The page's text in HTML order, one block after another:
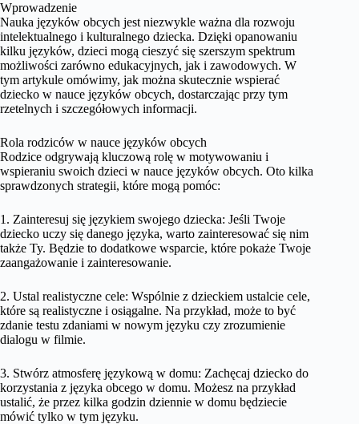
Wprowadzenie
Nauka języków obcych jest niezwykle ważna dla rozwoju
intelektualnego i kulturalnego dziecka. Dzięki opanowaniu
kilku języków, dzieci mogą cieszyć się szerszym spektrum
możliwości zarówno edukacyjnych, jak i zawodowych. W
tym artykule omówimy, jak można skutecznie wspierać
dziecko w nauce języków obcych, dostarczając przy tym
rzetelnych i szczegółowych informacji.
Rola rodziców w nauce języków obcych
Rodzice odgrywają kluczową rolę w motywowaniu i
wspieraniu swoich dzieci w nauce języków obcych. Oto kilka
sprawdzonych strategii, które mogą pomóc:
1. Zainteresuj się językiem swojego dziecka: Jeśli Twoje
dziecko uczy się danego języka, warto zainteresować się nim
także Ty. Będzie to dodatkowe wsparcie, które pokaże Twoje
zaangażowanie i zainteresowanie.
2. Ustal realistyczne cele: Wspólnie z dzieckiem ustalcie cele,
które są realistyczne i osiągalne. Na przykład, może to być
zdanie testu zdaniami w nowym języku czy zrozumienie
dialogu w filmie.
3. Stwórz atmosferę językową w domu: Zachęcaj dziecko do
korzystania z języka obcego w domu. Możesz na przykład
ustalić, że przez kilka godzin dziennie w domu będziecie
mówić tylko w tym języku.